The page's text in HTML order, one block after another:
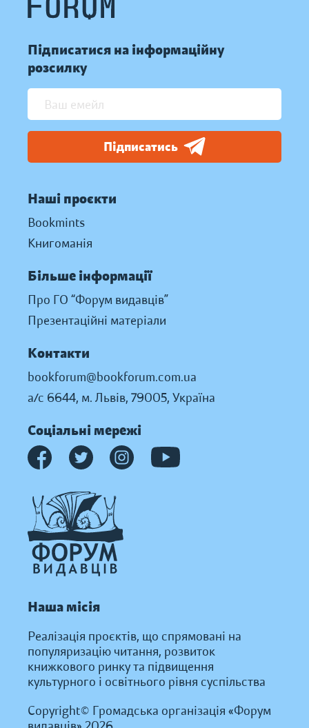
Підписатися на інформаційну
розсилку
Підписатись
Наші проєкти
Bookmints
Книгоманія
Більше інформації
Про ГО “Форум видавців”
Презентаційні матеріали
Контакти
bookforum@bookforum.com.ua
а/с 6644, м. Львів, 79005, Україна
Соціальні мережі
Наша місія
Реалізація проєктів, що спрямовані на
популяризацію читання, розвиток
книжкового ринку та підвищення
культурного і освітнього рівня суспільства
Copyright© Громадська організація «Форум